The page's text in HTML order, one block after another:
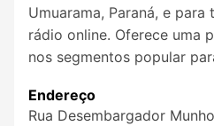
Umuarama, Paraná, e
rádio online. Oferece uma
nos segmentos popular
Endereço
Rua Desembargador